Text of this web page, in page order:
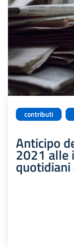
contributi
Anticipo
2021 alle
quotidiani